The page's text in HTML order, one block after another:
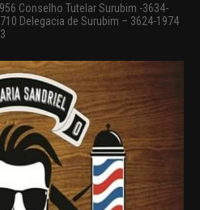
Conselho Tutelar Surubim -3634-
Delegacia de Surubim – 3624-1974